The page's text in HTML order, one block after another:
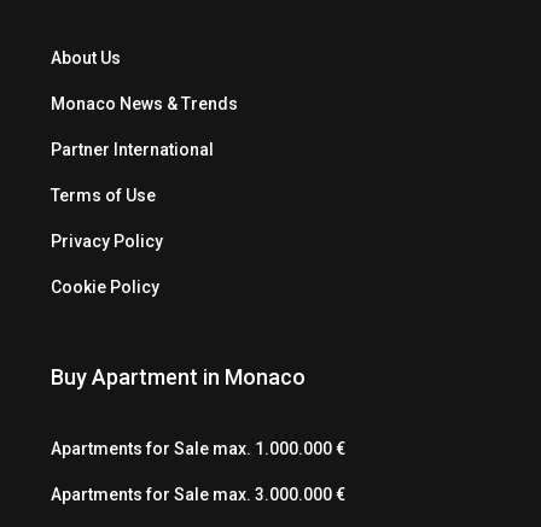
About Us
Monaco News & Trends
Partner International
Terms of Use
Privacy Policy
Cookie Policy
Buy Apartment in Monaco
Apartments for Sale max. 1.000.000 €
Apartments for Sale max. 3.000.000 €